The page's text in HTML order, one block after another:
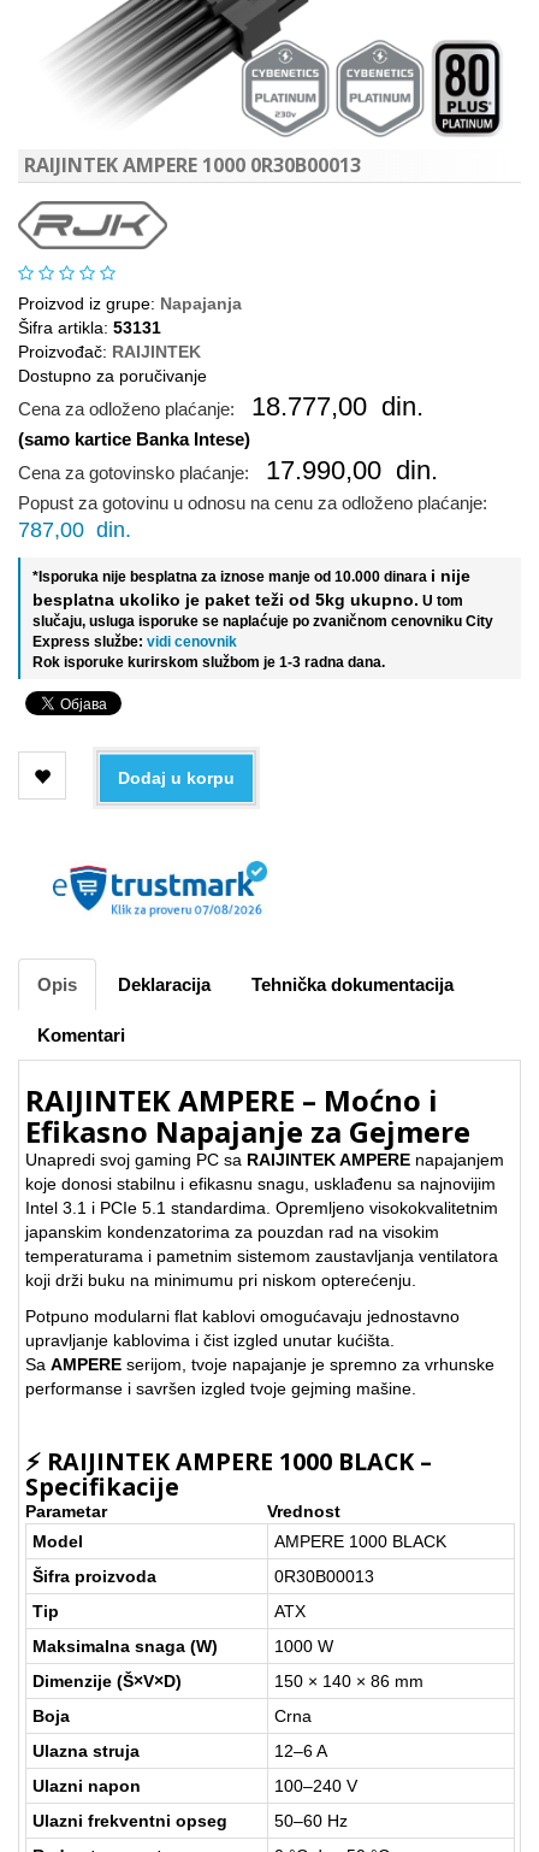
RAIJINTEK AMPERE 1000 0R30B00013
Proizvod iz grupe: Napajanja
Šifra artikla: 53131
Proizvođač: RAIJINTEK
Dostupno za poručivanje
Cena za odloženo plaćanje: 18.777,00 din.
(samo kartice Banka Intese)
Cena za gotovinsko plaćanje:
17.990,00 din.
Popust za gotovinu u odnosu na cenu za odloženo plaćanje:
787,00 din.
*Isporuka nije besplatna za iznose manje od 10.000 dinara i nije
besplatna ukoliko je paket teži od 5kg ukupno. U tom
slučaju, usluga isporuke se naplaćuje po zvaničnom cenovniku City
Express službe: vidi cenovnik
Rok isporuke kurirskom službom je 1-3 radna dana.
Dodaj u korpu
Opis Deklaracija Tehnička dokumentacija
Komentari
RAIJINTEK AMPERE – Moćno i
Efikasno Napajanje za Gejmere
Unapredi svoj gaming PC sa RAIJINTEK AMPERE napajanjem
koje donosi stabilnu i efikasnu snagu, usklađenu sa najnovijim
Intel 3.1 i PCIe 5.1 standardima. Opremljeno visokokvalitetnim
japanskim kondenzatorima za pouzdan rad na visokim
temperaturama i pametnim sistemom zaustavljanja ventilatora
koji drži buku na minimumu pri niskom opterećenju.
Potpuno modularni flat kablovi omogućavaju jednostavno
upravljanje kablovima i čist izgled unutar kućišta.
Sa AMPERE serijom, tvoje napajanje je spremno za vrhunske
performanse i savršen izgled tvoje gejming mašine.
⚡ RAIJINTEK AMPERE 1000 BLACK –
Specifikacije
Parametar
Vrednost
Model
AMPERE 1000 BLACK
Šifra proizvoda
0R30B00013
Tip
ATX
Maksimalna snaga (W)
1000 W
Dimenzije (Š×V×D)
150 × 140 × 86 mm
Boja
Crna
Ulazna struja
12–6 A
Ulazni napon
100–240 V
Ulazni frekventni opseg
50–60 Hz